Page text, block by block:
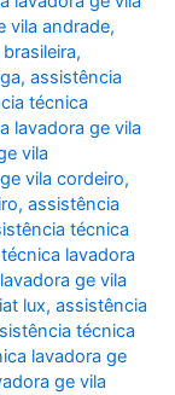
vila andrade,
,
,assistência
técnica
lavadora ge vila
vila
vila cordeiro,
,assistência
técnica
lavadora
ge vila
lux,assistência
técnica
lavadora ge
ge vila